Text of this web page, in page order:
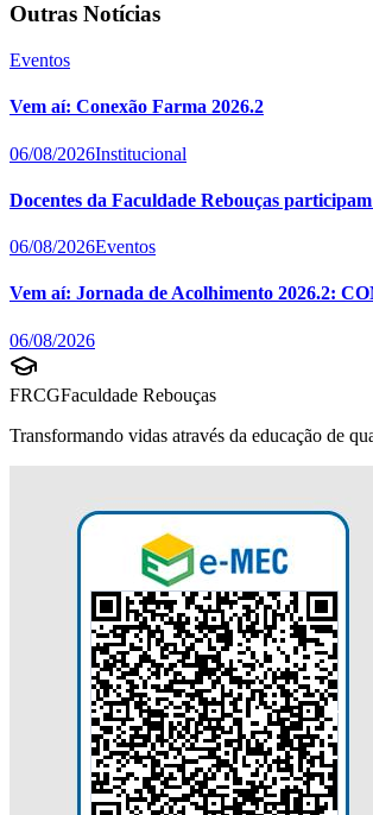
Outras Notícias
Eventos
Vem aí: Conexão Farma 2026.2
06/08/2026Institucional
Docentes da Faculdade Rebouças
06/08/2026Eventos
Vem aí: Jornada de Acolhimento 2026.2:
06/08/2026
FRCGFaculdade Rebouças
Transformando vidas através da educação de